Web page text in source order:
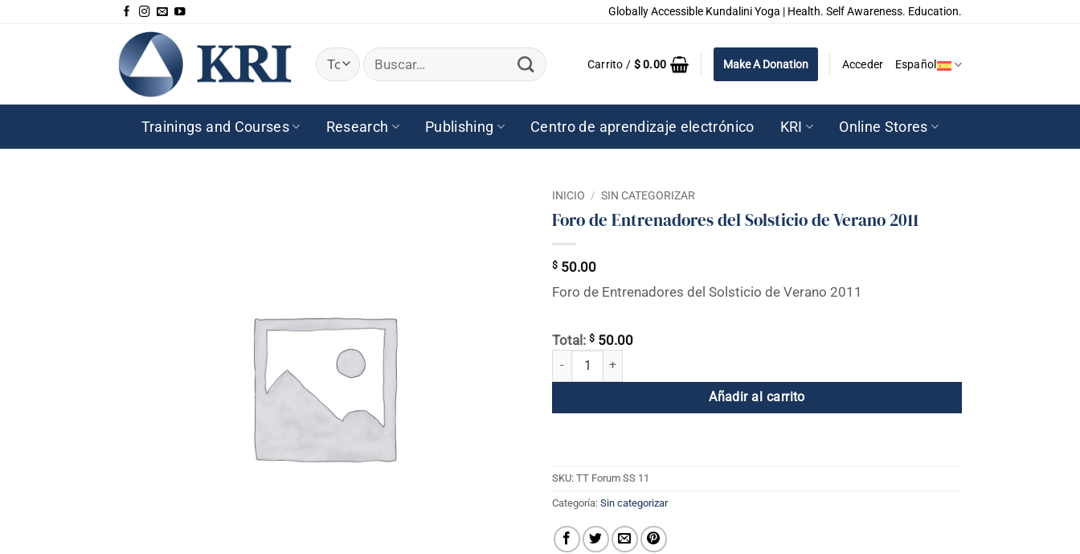
Globally Accessible Kundalini Yoga | Health. Self Awareness. Education.
Buscar
por:
Carrito / $0.00 Make A Donation Acceder Español
Trainings and Courses Research Publishing Centro de aprendizaje electrónico KRI Online Stores
INICIO / SIN CATEGORIZAR
Foro de Entrenadores del Solsticio de Verano 2011
$ 50.00
Foro de Entrenadores del Solsticio de Verano 2011
Total: $ 50.00
Foro de Entrenadores del Solsticio de Verano 2011 cantidad
Añadir al carrito
SKU: TT Forum SS 11
Categoría: Sin categorizar